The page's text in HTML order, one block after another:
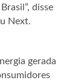
disse
Next.
gerada